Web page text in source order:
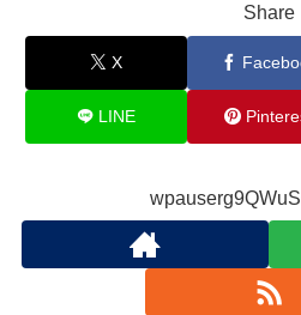
Share
X
LINE